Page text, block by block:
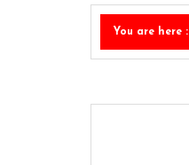
You are here :